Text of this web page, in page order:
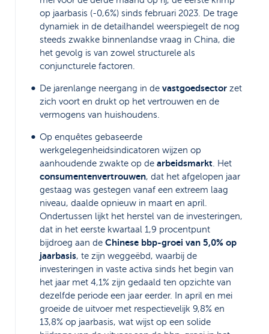
op jaarbasis (-0,6%) sinds februari 2023. De trage
dynamiek in de detailhandel weerspiegelt de nog
steeds zwakke binnenlandse vraag in China, die
het gevolg is van zowel structurele als
conjuncturele factoren.
De jarenlange neergang in de vastgoedsector zet
zich voort en drukt op het vertrouwen en de
vermogens van huishoudens.
Op enquêtes gebaseerde
werkgelegenheidsindicatoren wijzen op
aanhoudende zwakte op de arbeidsmarkt . Het
consumentenvertrouwen, dat het afgelopen jaar
gestaag was gestegen vanaf een extreem laag
niveau, daalde opnieuw in maart en april.
Ondertussen lijkt het herstel van de investeringen,
dat in het eerste kwartaal 1,9 procentpunt
bijdroeg aan de Chinese bbp-groei van 5,0% op
jaarbasis, te zijn weggeëbd, waarbij de
investeringen in vaste activa sinds het begin van
het jaar met 4,1% zijn gedaald ten opzichte van
dezelfde periode een jaar eerder. In april en mei
groeide de uitvoer met respectievelijk 9,8% en
13,8% op jaarbasis, wat wijst op een solide